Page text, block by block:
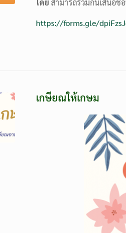
https://forms.gle/
เกษียณให้เกษม